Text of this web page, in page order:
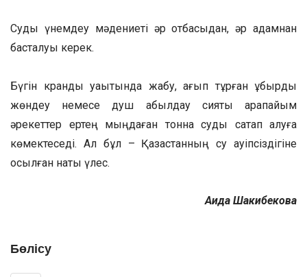
Суды үнемдеу мәдениеті әр отбасыдан, әр адамнан
басталуы керек.
Бүгін кранды уақытында жабу, ағып тұрған құбырды
жөндеу немесе душ қабылдау сияқты қарапайым
әрекеттер ертең мыңдаған тонна суды сақтап қалуға
көмектеседі. Ал бұл – Қазақстанның су қауіпсіздігіне
қосылған нақты үлес.
Аида Шакибекова
Бөлісу